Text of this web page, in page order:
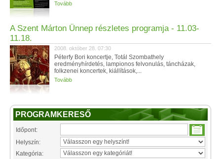
Tovább
A Szent Márton Ünnep részletes programja - 11.03-
11.18.
2008. október 28. 07:30
Péterfy Bori koncertje, Totál Szombathely
eredményhírdetés, lampionos felvonulás, táncházak,
folkzenei koncertek, kiállítások,...
Tovább
PROGRAMKERESŐ
Időpont:
Helyszín:
Kategória: